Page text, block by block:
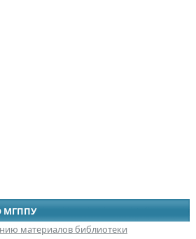
МГППУ
материалов библиотеки